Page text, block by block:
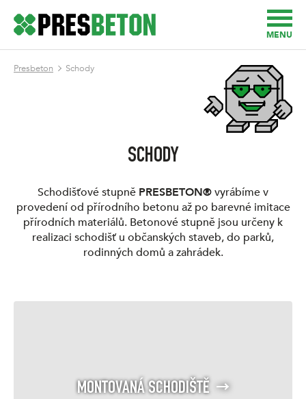
MENU
Presbeton Schody
SCHODY
Schodišťové stupně PRESBETON®vyrábíme v
provedení od přírodního betonu až po barevné imitace
přírodních materiálů. Betonové stupně jsou určeny k
realizaci schodišť u občanských staveb, do parků,
rodinných domů a zahrádek.
MONTOVANÁ SCHODIŠTĚ